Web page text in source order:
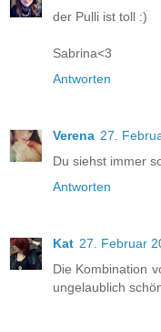
der Pulli ist toll :)
Sabrina<3
Antworten
Verena 27.
Du siehst immer
Antworten
Kat 27. Februar
Die Kombination
ungelaublich